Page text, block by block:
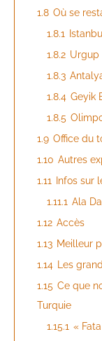
1.8 Où se
1.8.1
1.8.2 Urgup
1.8.3
1.8.4 Geyik
1.8.5
1.9 Office du
1.10 Autres
1.11
Infos sur
1.11.1 Ala
1.12 Accès
1.13 Meilleur
1.14 Les
1.15 Ce que
Turquie
1.15.1 «